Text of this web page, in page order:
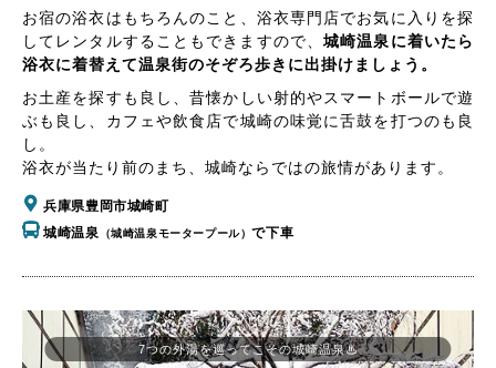
お宿の浴衣はもちろんのこと、浴衣専門店でお気に入りを探
してレンタルすることもできますので、 城崎温泉に着いたら
浴衣に着替えて温泉街のそぞろ歩きに出掛けましょう。
お土産を探すも良し、昔懐かしい射的やスマートボールで遊
ぶも良し、カフェや飲食店で城崎の味覚に舌鼓を打つのも良
し。
浴衣が当たり前のまち、城崎ならではの旅情があります。
兵庫県豊岡市城崎町
城崎温泉 （城崎温泉モータープール）で下車
7つの外湯を巡ってこその城崎温泉♨